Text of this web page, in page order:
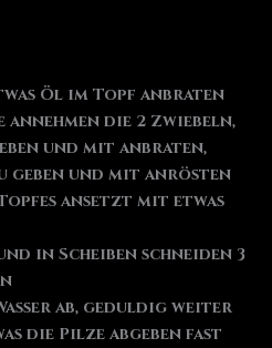
Öl im Topf anbraten
annehmen die 2 Zwiebeln,
und mit anbraten,
geben und mit anrösten
Topfes ansetzt mit etwas
in Scheiben schneiden 3
ab, geduldig weiter
die Pilze abgeben fast